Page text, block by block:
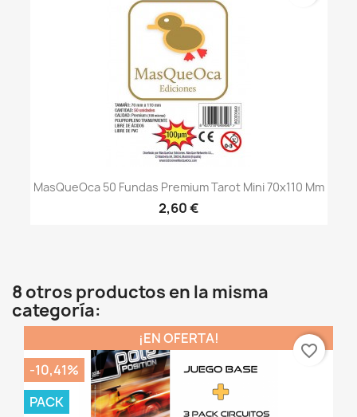
MasQueOca 50 Fundas Premium Tarot Mini 70x110 Mm
2,60 €
8 otros productos en la misma
categoría:
¡EN OFERTA!
-10,41%
PACK
favorite_border